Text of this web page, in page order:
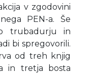
v zgodovini
PEN-a. Še
trubadurju in
bi spregovorili.
od treh knjig
in tretja bosta